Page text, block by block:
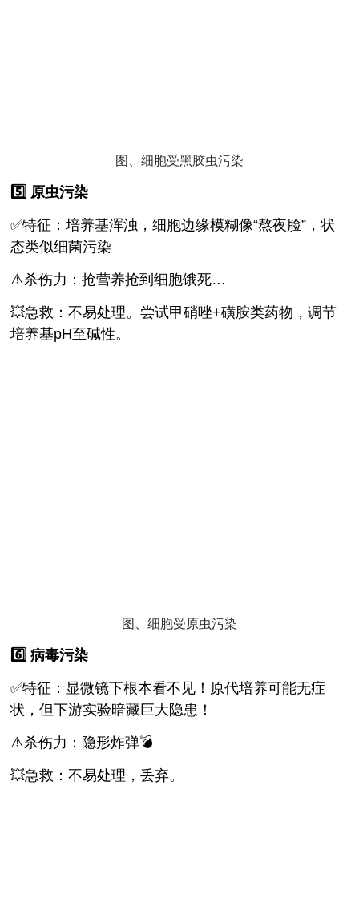
图、细胞受黑胶虫污染
5️⃣ 原虫污染
✅特征：培养基浑浊，细胞边缘模糊像“熬夜脸”，状
态类似细菌污染
⚠️杀伤力：抢营养抢到细胞饿死…
💥急救：不易处理。尝试甲硝唑+磺胺类药物，调节
培养基pH至碱性。
图、细胞受原虫污染
6️⃣ 病毒污染
✅特征：显微镜下根本看不见！原代培养可能无症
状，但下游实验暗藏巨大隐患！
⚠️杀伤力：隐形炸弹💣
💥急救：不易处理，丢弃。